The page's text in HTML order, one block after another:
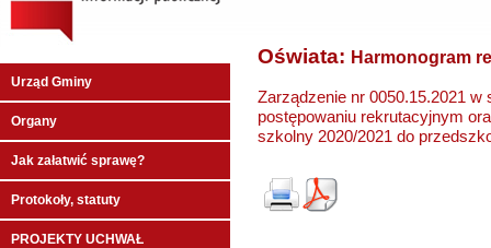
Urząd Gminy
Organy
Jak załatwić sprawę?
Protokoły, statuty
PROJEKTY UCHWAŁ
Oświata: Harmonogram
Zarządzenie nr 0050.15.2021
postępowaniu rekrutacyjnym
szkolny 2020/2021 do